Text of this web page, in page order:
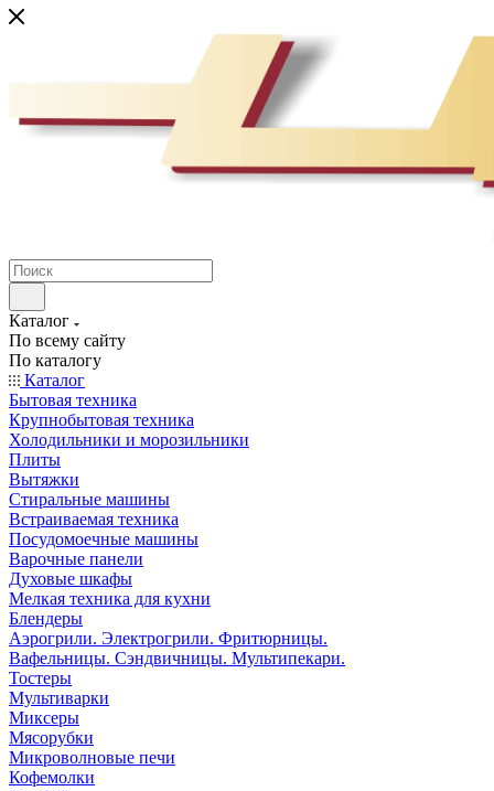
Каталог
По всему сайту
По каталогу
Каталог
Бытовая техника
Крупнобытовая техника
Холодильники и морозильники
Плиты
Вытяжки
Стиральные машины
Встраиваемая техника
Посудомоечные машины
Варочные панели
Духовые шкафы
Мелкая техника для кухни
Блендеры
Аэрогрили. Электрогрили. Фритюрницы.
Вафельницы. Сэндвичницы. Мультипекари.
Тостеры
Мультиварки
Миксеры
Мясорубки
Микроволновые печи
Кофемолки